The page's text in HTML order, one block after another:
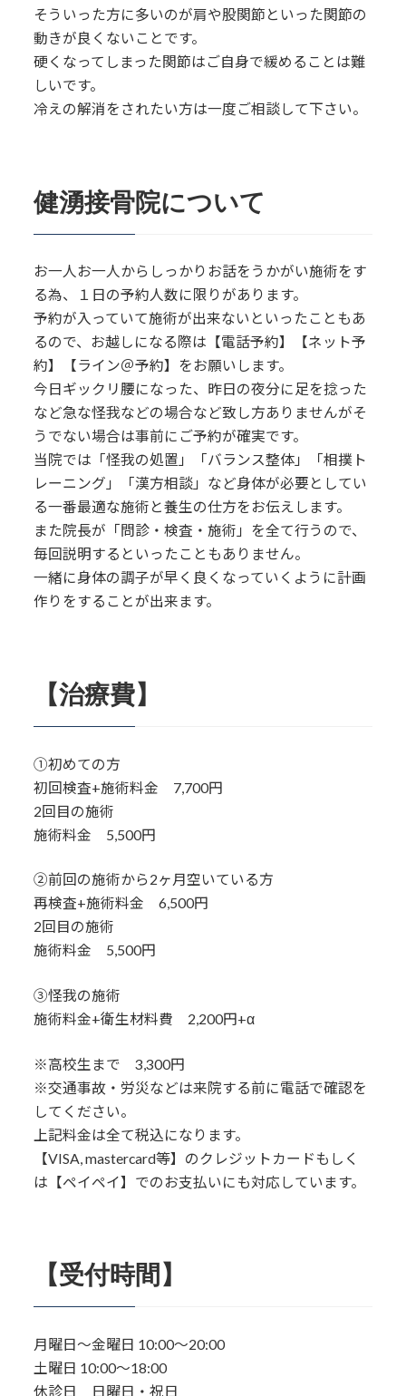
そういった方に多いのが肩や股関節といった関節の
動きが良くないことです。
硬くなってしまった関節はご自身で緩めることは難
しいです。
冷えの解消をされたい方は一度ご相談して下さい。
健湧接骨院について
お一人お一人からしっかりお話をうかがい施術をす
る為、１日の予約人数に限りがあります。
予約が入っていて施術が出来ないといったこともあ
るので、お越しになる際は【電話予約】【ネット予
約】【ライン＠予約】をお願いします。
今日ギックリ腰になった、昨日の夜分に足を捻った
など急な怪我などの場合など致し方ありませんがそ
うでない場合は事前にご予約が確実です。
当院では「怪我の処置」「バランス整体」「相撲ト
レーニング」「漢方相談」など身体が必要としてい
る一番最適な施術と養生の仕方をお伝えします。
また院長が「問診・検査・施術」を全て行うので、
毎回説明するといったこともありません。
一緒に身体の調子が早く良くなっていくように計画
作りをすることが出来ます。
【治療費】
①初めての方
初回検査+施術料金 7,700円
2回目の施術
施術料金 5,500円
②前回の施術から2ヶ月空いている方
再検査+施術料金 6,500円
2回目の施術
施術料金 5,500円
③怪我の施術
施術料金+衛生材料費 2,200円+α
※高校生まで 3,300円
※交通事故・労災などは来院する前に電話で確認を
してください。
上記料金は全て税込になります。
【VISA, mastercard等】のクレジットカードもしく
は【ペイペイ】でのお支払いにも対応しています。
【受付時間】
月曜日～金曜日 10:00〜20:00
土曜日 10:00〜18:00
休診日 日曜日・祝日